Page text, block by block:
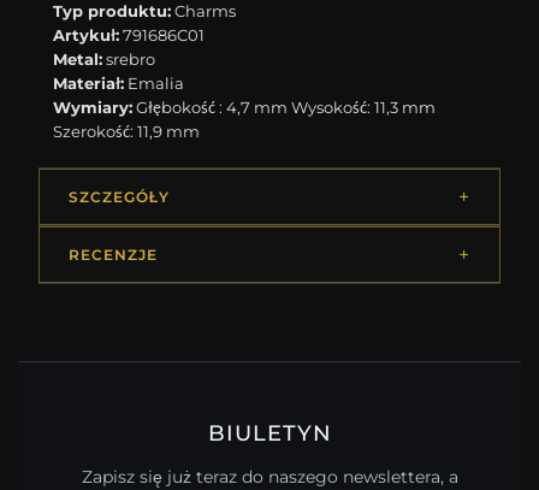
Typ produktu:Charms
Artykuł:791686C01
Metal:srebro
Materiał: Emalia
Wymiary:Głębokość : 4,7 mm Wysokość: 11,3 mm
Szerokość: 11,9 mm
SZCZEGÓŁY
RECENZJE
BIULETYN
Zapisz się już teraz do naszego newslettera, a